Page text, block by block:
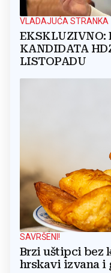
VLADAJUĆA STRANKA
EKSKLUZIVNO:
KANDIDATA
LISTOPADU
SAVRŠENI!
Brzi uštipci bez
hrskavi izvana i